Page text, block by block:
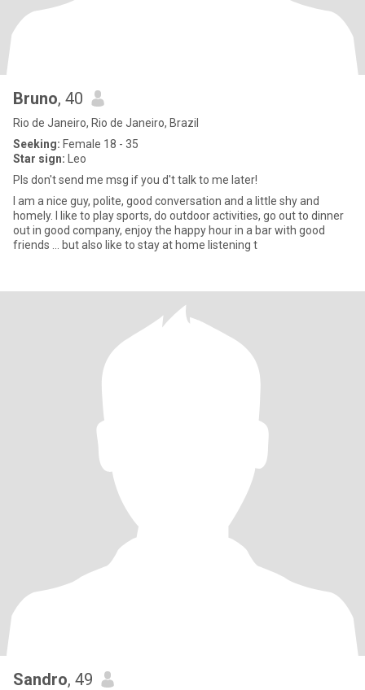
Bruno, 40
Rio de Janeiro, Rio de Janeiro, Brazil
Seeking: Female 18 - 35
Star sign: Leo
Pls don't send me msg if you d't talk to me later!
I am a nice guy, polite, good conversation and a little shy and
homely. I like to play sports, do outdoor activities, go out to dinner
out in good company, enjoy the happy hour in a bar with good
friends ... but also like to stay at home listening t
Sandro, 49